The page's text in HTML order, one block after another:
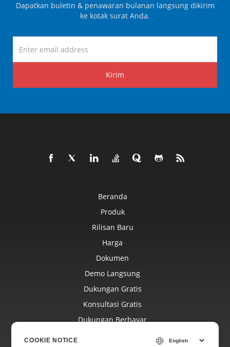
Dapatkan buletin & penawaran bulanan langsung dikirim
ke kotak surat Anda.
Kirim
Beranda
Produk
Rilisan Baru
Harga
Dokumen
Demo Langsung
Dukungan Gratis
Konsultasi Gratis
Dukungan Berbayar
COOKIE NOTICE